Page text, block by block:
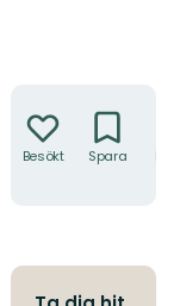
Besökt Spara